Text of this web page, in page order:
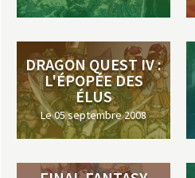
DRAGON QUEST IV :
L'ÉPOPÉE DES
ÉLUS
Le 05 septembre 2008